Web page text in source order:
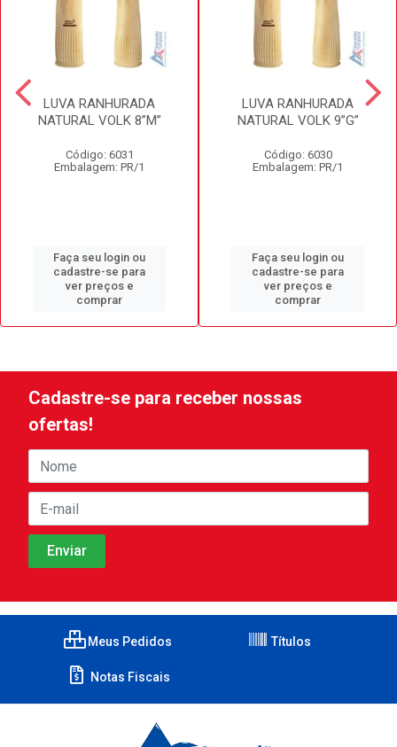
LUVA RANHURADA
NATURAL VOLK 8”M”
Código: 6031
Embalagem: PR/1
Faça seu login ou
cadastre-se para
ver preços e
comprar
LUVA RANHURADA
NATURAL VOLK 9”G”
Código: 6030
Embalagem: PR/1
Faça seu login ou
cadastre-se para
ver preços e
comprar
Cadastre-se para receber nossas
ofertas!
Meus Pedidos Títulos
Notas Fiscais